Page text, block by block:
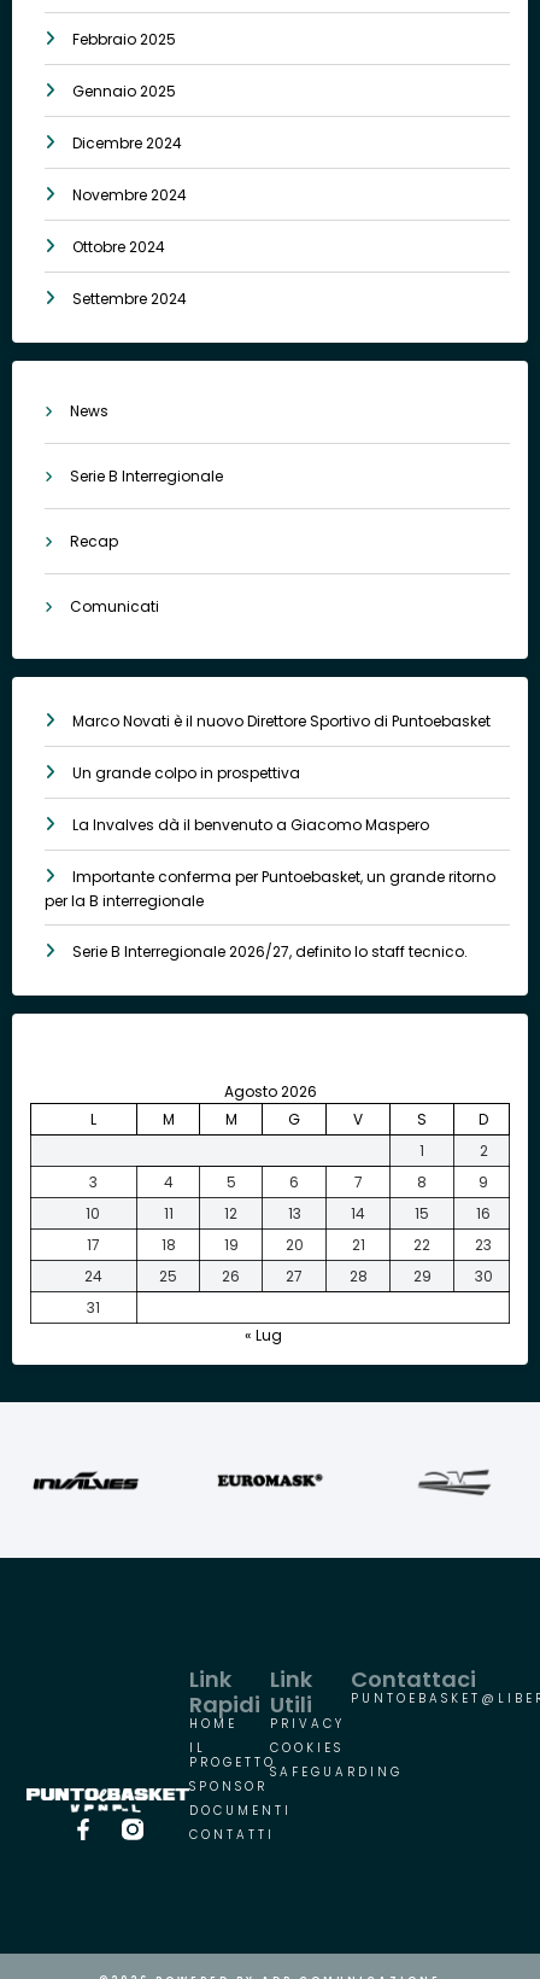
Febbraio 2025
Gennaio 2025
Dicembre 2024
Novembre 2024
Ottobre 2024
Settembre 2024
News
Serie B Interregionale
Recap
Comunicati
Marco Novati è il nuovo Direttore Sportivo di Puntoebasket
Un grande colpo in prospettiva
La Invalves dà il benvenuto a Giacomo Maspero
Importante conferma per Puntoebasket, un grande ritorno
per la B interregionale
Serie B Interregionale 2026/27, definito lo staff tecnico.
Agosto 2026
L
M M G V S
D
1
2
3
4 5 6 7 8
9
10
11 12 13 14 15
16
17
18 19 20 21 22
23
24
25 26 27 28 29
30
31
« Lug
Link
Utili
PRIVACY
COOKIES
SAFEGUARDING
Link
Rapidi
HOME
IL
PROGETTO
SPONSOR
DOCUMENTI
CONTATTI
Contattaci